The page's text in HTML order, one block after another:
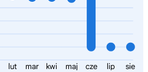
sie
lip
cze
maj
kwi
mar
lut